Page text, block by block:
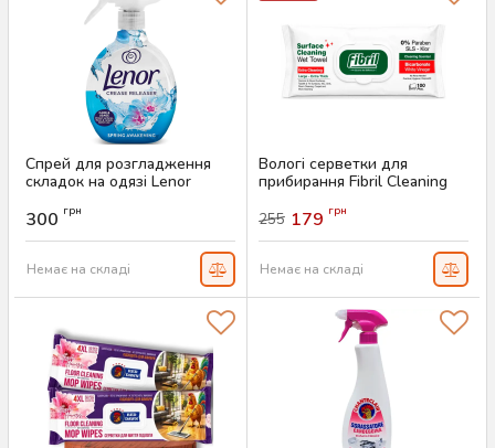
Спрей для розгладження
складок на одязі Lenor
Артикул:
300 грн
Немає на складі
Вологі серветки для
прибирання Fibril Cleaning
Артикул:AS-00689
255 179 грн
Немає на складі